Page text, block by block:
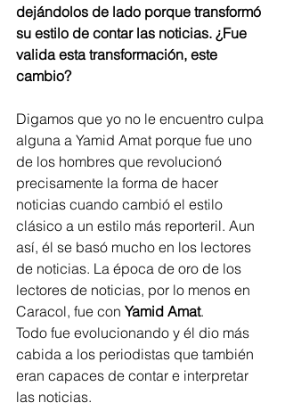
dejándolos de lado porque transformó
su estilo de contar las noticias. ¿Fue
valida esta transformación, este
cambio?
Digamos que yo no le encuentro culpa
alguna a Yamid Amat porque fue uno
de los hombres que revolucionó
precisamente la forma de hacer
noticias cuando cambió el estilo
clásico a un estilo más reporteril. Aun
así, él se basó mucho en los lectores
de noticias. La época de oro de los
lectores de noticias, por lo menos en
Caracol, fue con Yamid Amat.
Todo fue evolucionando y él dio más
cabida a los periodistas que también
eran capaces de contar e interpretar
las noticias.